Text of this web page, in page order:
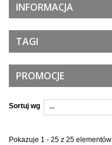
INFORMACJA
TAGI
PROMOCJE
Sortuj wg
Pokazuje 1 - 25 z 25 elementów